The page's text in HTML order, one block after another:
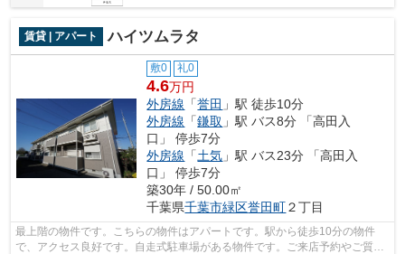
賃貸 | アパート ハイツムラタ
敷0 礼0
4.6万円
外房線 「誉田 」駅 徒歩10分
外房線 「鎌取 」駅 バス8分 「高田入
口」 停歩7分
外房線 「土気 」駅 バス23分 「高田入
口」 停歩7分
築30年 / 50.00㎡
千葉県千葉市緑区誉田町２丁目
最上階の物件です。こちらの物件はアパートです。駅から徒歩10分の物件
で、アクセス良好です。自走式駐車場がある物件です。ご来店予約やご質問